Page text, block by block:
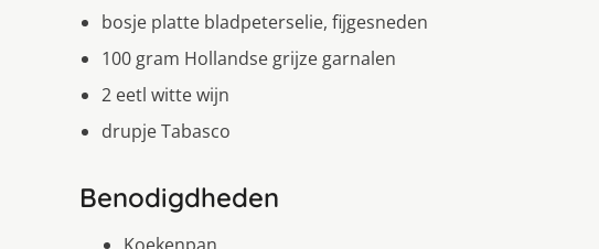
bosje platte bladpeterselie, fijgesneden
100 gram Hollandse grijze garnalen
2 eetl witte wijn
drupje Tabasco
Benodigdheden